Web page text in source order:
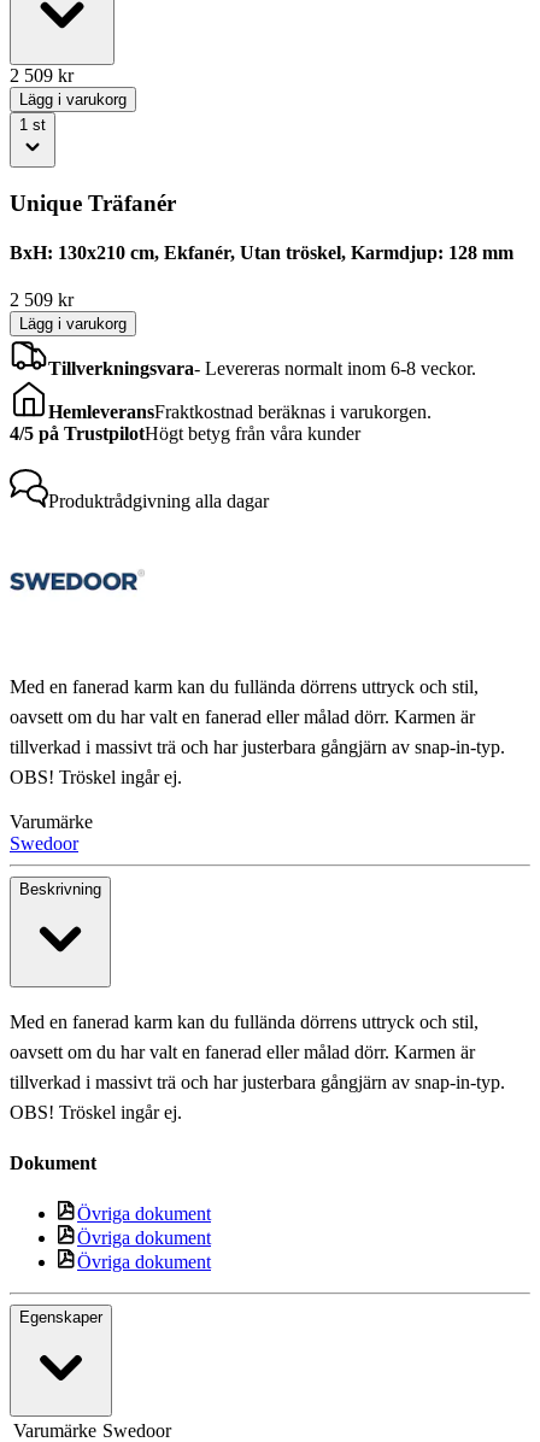
2 509 kr
Lägg i varukorg
1 st
Unique Träfanér
BxH: 130x210 cm, Ekfanér, Utan tröskel, Karmdjup: 128 mm
2 509 kr
Lägg i varukorg
Tillverkningsvara- Levereras normalt inom 6-8 veckor.
HemleveransFraktkostnad beräknas i varukorgen.
4/5 på TrustpilotHögt betyg från våra kunder
Produktrådgivning alla dagar
Med en fanerad karm kan du fullända dörrens uttryck och stil,
oavsett om du har valt en fanerad eller målad dörr. Karmen är
tillverkad i massivt trä och har justerbara gångjärn av snap-in-typ.
OBS! Tröskel ingår ej.
Varumärke
Swedoor
Beskrivning
Med en fanerad karm kan du fullända dörrens uttryck och stil,
oavsett om du har valt en fanerad eller målad dörr. Karmen är
tillverkad i massivt trä och har justerbara gångjärn av snap-in-typ.
OBS! Tröskel ingår ej.
Dokument
Övriga dokument
Övriga dokument
Övriga dokument
Egenskaper
Varumärke Swedoor